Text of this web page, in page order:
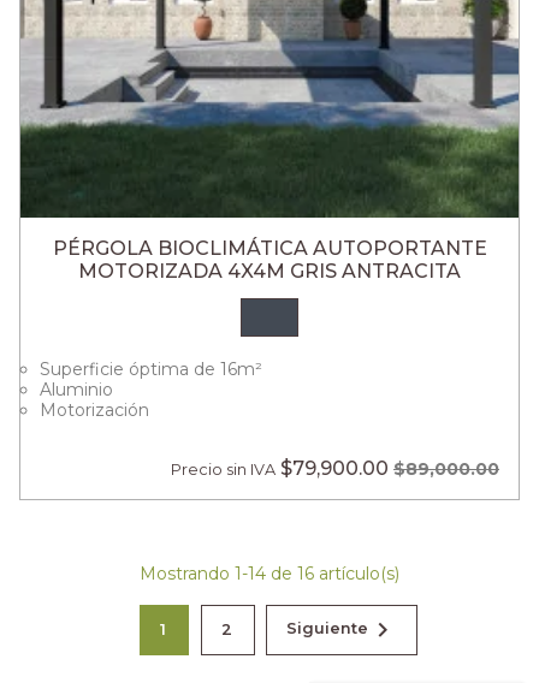
PÉRGOLA BIOCLIMÁTICA AUTOPORTANTE
MOTORIZADA 4X4M GRIS ANTRACITA
Superficie óptima de 16m²
Aluminio
Motorización
Precio sin IVA $79,900.00 $89,000.00
Mostrando 1-14 de 16 artículo(s)
1 2 Siguiente 